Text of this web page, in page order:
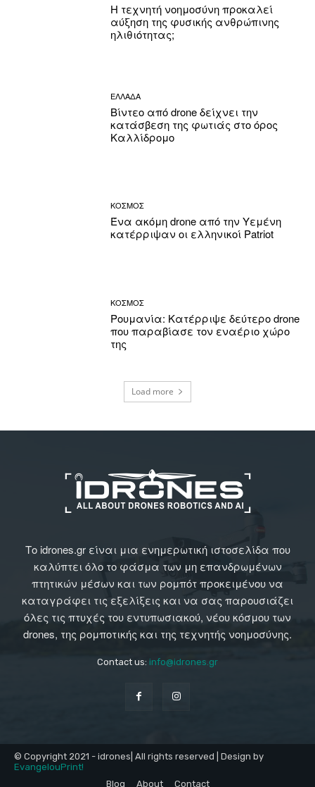
Η τεχνητή νοημοσύνη προκαλεί
αύξηση της φυσικής ανθρώπινης
ηλιθιότητας;
ΕΛΛΑΔΑ
Βίντεο από drone δείχνει την
κατάσβεση της φωτιάς στο όρος
Καλλίδρομο
ΚΟΣΜΟΣ
Ένα ακόμη drone από την Υεμένη
κατέρριψαν οι ελληνικοί Patriot
ΚΟΣΜΟΣ
Ρουμανία: Κατέρριψε δεύτερο drone
που παραβίασε τον εναέριο χώρο
της
Load more
Το idrones.gr είναι μια ενημερωτική ιστοσελίδα που
καλύπτει όλο το φάσμα των μη επανδρωμένων
πτητικών μέσων και των ρομπότ προκειμένου να
καταγράφει τις εξελίξεις και να σας παρουσιάζει
όλες τις πτυχές του εντυπωσιακού, νέου κόσμου των
drones, της ρομποτικής και της τεχνητής νοημοσύνης.
Contact us: info@idrones.gr
© Copyright 2021 - idrones| All rights reserved | Design by
EvangelouPrint!
Blog
About Contact